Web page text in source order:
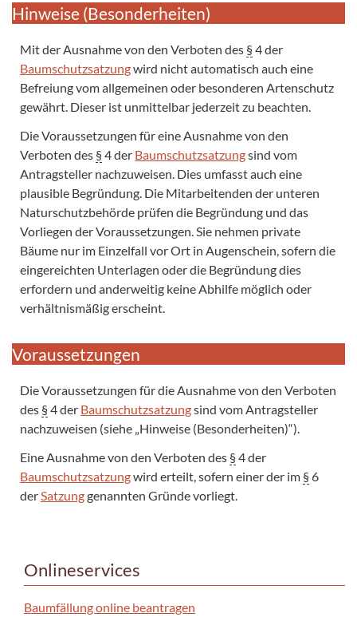
Hinweise (Besonderheiten)
Mit der Ausnahme von den Verboten des §4 der
Baumschutzsatzungwird nicht automatisch auch eine
Befreiung vom allgemeinen oder besonderen Artenschutz
gewährt. Dieser ist unmittelbar jederzeit zu beachten.
Die Voraussetzungen für eine Ausnahme von den
Verboten des §4 der Baumschutzsatzungsind vom
Antragsteller nachzuweisen. Dies umfasst auch eine
plausible Begründung. Die Mitarbeitenden der unteren
Naturschutzbehörde prüfen die Begründung und das
Vorliegen der Voraussetzungen. Sie nehmen private
Bäume nur im Einzelfall vor Ort in Augenschein, sofern die
eingereichten Unterlagen oder die Begründung dies
erfordern und anderweitig keine Abhilfe möglich oder
verhältnismäßig erscheint.
Voraussetzungen
Die Voraussetzungen für die Ausnahme von den Verboten
des §4 der Baumschutzsatzungsind vom Antragsteller
nachzuweisen (siehe „Hinweise (Besonderheiten)“).
Eine Ausnahme von den Verboten des §4 der
Baumschutzsatzungwird erteilt, sofern einer der im § 6
der Satzunggenannten Gründe vorliegt.
Onlineservices
Baumfällung online beantragen